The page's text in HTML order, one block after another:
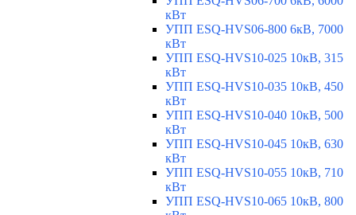
кВт
УПП ESQ-HVS06-800 6кВ, 7000
кВт
УПП ESQ-HVS10-025 10кВ, 315
кВт
УПП ESQ-HVS10-035 10кВ, 450
кВт
УПП ESQ-HVS10-040 10кВ, 500
кВт
УПП ESQ-HVS10-045 10кВ, 630
кВт
УПП ESQ-HVS10-055 10кВ, 710
кВт
УПП ESQ-HVS10-065 10кВ, 800